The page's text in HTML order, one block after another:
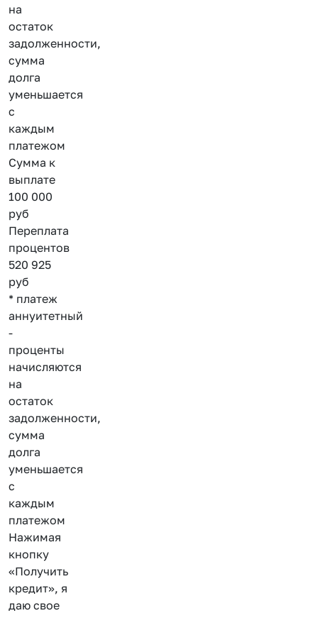
на
остаток
задолженности,
сумма
долга
уменьшается
с
каждым
платежом
Сумма к
выплате
100 000
руб
Переплата
процентов
520 925
руб
* платеж
аннуитетный
-
проценты
начисляются
на
остаток
задолженности,
сумма
долга
уменьшается
с
каждым
платежом
Нажимая
кнопку
«Получить
кредит», я
даю свое